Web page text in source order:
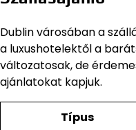
Dublin városában a
a luxushotelektől a
változatosak, de
ajánlatokat kapjuk.
Típus